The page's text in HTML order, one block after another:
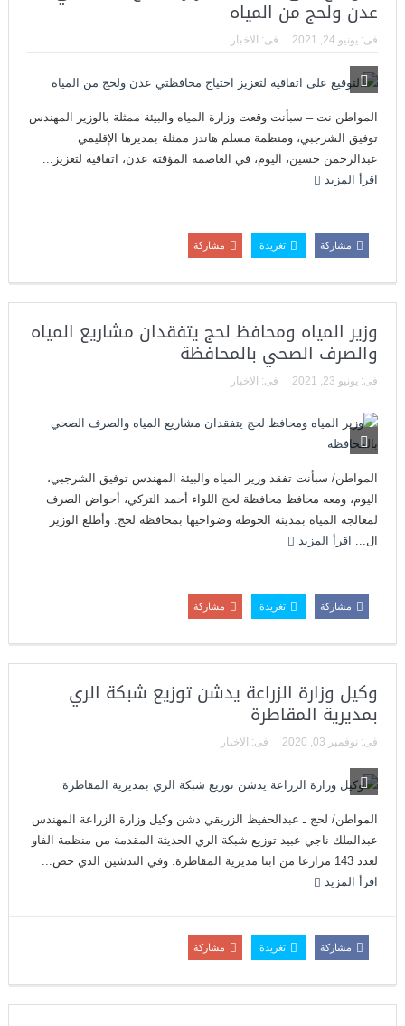
عدن ولحج من المياه
فى: يونيو 24, 2021 فى: الاخبار
المواطن نت – سبأنت وقعت وزارة المياه والبيئة ممثلة بالوزير المهندس
توفيق الشرجبي، ومنظمة مسلم هاندز ممثلة بمديرها الإقليمي
عبدالرحمن حسين، اليوم، في العاصمة المؤقتة عدن، اتفاقية لتعزيز...
اقرأ المزيد
مشاركة تغريدة مشاركة
وزير المياه ومحافظ لحج يتفقدان مشاريع المياه
والصرف الصحي بالمحافظة
فى: يونيو 23, 2021 فى: الاخبار
المواطن/ سبأنت تفقد وزير المياه والبيئة المهندس توفيق الشرجبي،
اليوم، ومعه محافظ محافظة لحج اللواء أحمد التركي، أحواض الصرف
لمعالجة المياه بمدينة الحوطة وضواحيها بمحافظة لحج. وأطلع الوزير
ال... اقرأ المزيد
مشاركة تغريدة مشاركة
وكيل وزارة الزراعة يدشن توزيع شبكة الري
بمديرية المقاطرة
فى: نوفمبر 03, 2020 فى: الاخبار
المواطن/ لحج ـ عبدالحفيظ الزريقي دشن وكيل وزارة الزراعة المهندس
عبدالملك ناجي عبيد توزيع شبكة الري الحديثة المقدمة من منظمة الفاو
لعدد 143 مزارعا من ابنا مديرية المقاطرة. وفي التدشين الذي حض...
اقرأ المزيد
مشاركة تغريدة مشاركة